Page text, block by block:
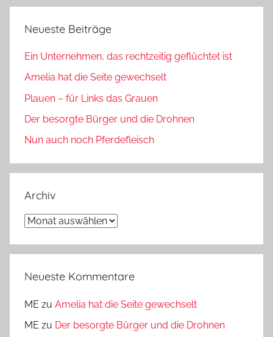
Neueste Beiträge
Ein Unternehmen, das rechtzeitig geflüchtet ist
Amelia hat die Seite gewechselt
Plauen – für Links das Grauen
Der besorgte Bürger und die Drohnen
Nun auch noch Pferdefleisch
Archiv
Archiv
Neueste Kommentare
ME zu Amelia hat die Seite gewechselt
ME zu Der besorgte Bürger und die Drohnen